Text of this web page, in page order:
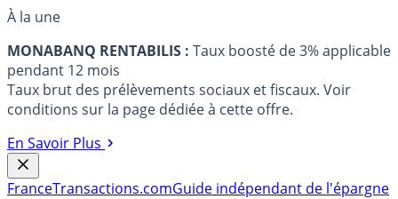
À la une
MONABANQ RENTABILIS : Taux boosté de 3% applicable
pendant 12 mois
Taux brut des prélèvements sociaux et fiscaux. Voir
conditions sur la page dédiée à cette offre.
En Savoir Plus
FranceTransactions.comGuide indépendant de l'épargne